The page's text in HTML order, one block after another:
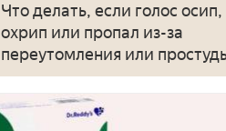
Что делать, если голос осип,
охрип или пропал из-за
переутомления или